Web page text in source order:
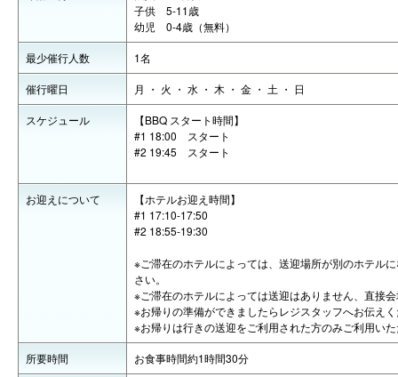
子供 5-11歳
幼児 0-4歳（無料）
最少催行人数 1名
催行曜日 月 ・ 火 ・ 水 ・ 木 ・ 金 ・ 土 ・ 日
スケジュール
【BBQ スタート時間】
#1 18:00 スタート
#2 19:45 スタート
お迎えについて
【ホテルお迎え時間】
#1 17:10-17:50
#2 18:55-19:30
※ご滞在のホテルによっては、送迎場所が別のホテル
さい。
※ご滞在のホテルによっては送迎はありません、直接
※お帰りの準備ができましたらレジスタッフへお伝え
※お帰りは行きの送迎をご利用された方のみご利用い
所要時間 お食事時間約1時間30分